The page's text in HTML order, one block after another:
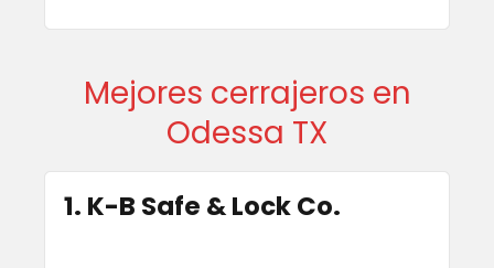
Mejores cerrajeros en
Odessa TX
1. K-B Safe & Lock Co.